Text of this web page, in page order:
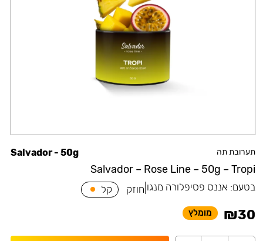
תערובת תה
Salvador – Rose Line – 50g – Tropi
Salvador - 50g
בטעם: אננס פסיפלורה מנגו חוזק קל
₪30 מומלץ